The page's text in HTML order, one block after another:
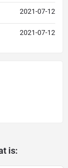
2021-07-12
2021-07-12
is: